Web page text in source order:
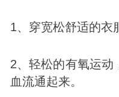
1、穿宽松舒适的衣
2、轻松的有氧运动
血流通起来。